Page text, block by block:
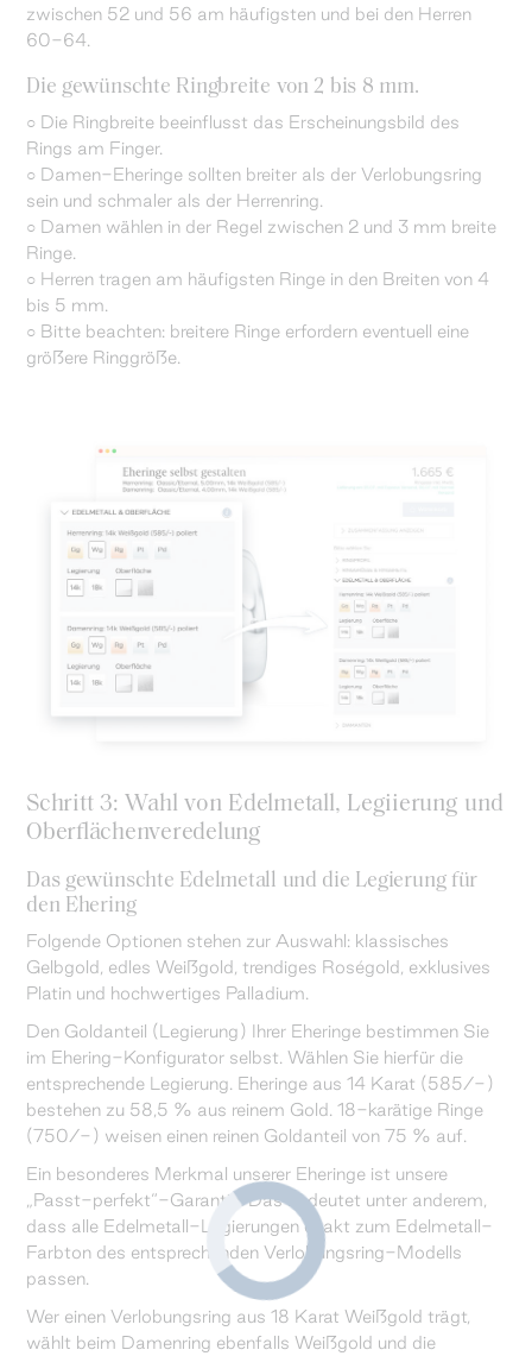
zwischen 52 und 56 am häufigsten und bei den Herren
60-64.
Die gewünschte Ringbreite von 2 bis 8 mm.
○ Die Ringbreite beeinflusst das Erscheinungsbild des
Rings am Finger.
○ Damen-Eheringe sollten breiter als der Verlobungsring
sein und schmaler als der Herrenring.
○ Damen wählen in der Regel zwischen 2 und 3 mm breite
Ringe.
○ Herren tragen am häufigsten Ringe in den Breiten von 4
bis 5 mm.
○ Bitte beachten: breitere Ringe erfordern eventuell eine
größere Ringgröße.
Schritt 3: Wahl von Edelmetall, Legiierung und
Oberflächenveredelung
Das gewünschte Edelmetall und die Legierung für
den Ehering
Folgende Optionen stehen zur Auswahl: klassisches
Gelbgold, edles Weißgold, trendiges Roségold, exklusives
Platin und hochwertiges Palladium.
Den Goldanteil (Legierung) Ihrer Eheringe bestimmen Sie
im Ehering-Konfigurator selbst. Wählen Sie hierfür die
entsprechende Legierung. Eheringe aus 14 Karat (585/-)
bestehen zu 58,5 % aus reinem Gold. 18-karätige Ringe
(750/-) weisen einen reinen Goldanteil von 75 % auf.
Ein besonderes Merkmal unserer Eheringe ist unsere
„Passt-perfekt“-Garantie. Das bedeutet unter anderem,
dass alle Edelmetall-Legierungen exakt zum Edelmetall-
Farbton des entsprechenden Verlobungsring-Modells
passen.
Wer einen Verlobungsring aus 18 Karat Weißgold trägt,
wählt beim Damenring ebenfalls Weißgold und die